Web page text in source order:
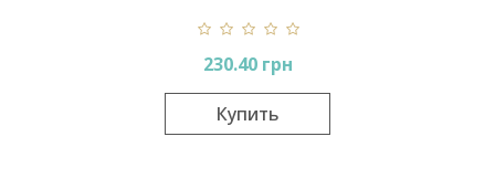
230.40 грн
Купить